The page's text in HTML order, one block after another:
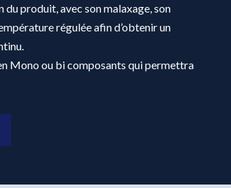
produit, avec son malaxage, son
régulée afin d’obtenir un
Mono ou bi composants qui permettra